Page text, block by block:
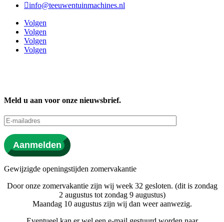
info@teeuwentuinmachines.nl
Volgen
Volgen
Volgen
Volgen
Meld u aan voor onze nieuwsbrief.
Aanmelden
Gewijzigde openingstijden zomervakantie
Door onze zomervakantie zijn wij week 32 gesloten. (dit is zondag
2 augustus tot zondag 9 augustus)
Maandag 10 augustus zijn wij dan weer aanwezig.